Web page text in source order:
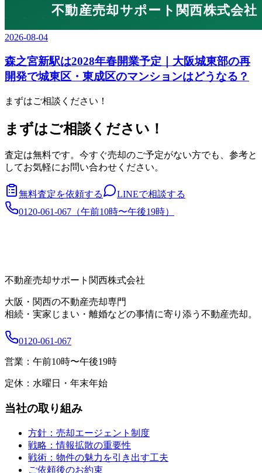
2026-08-04
森之宮新駅は2028年春開業予定｜大阪城東部の再
開発で城東区・東成区のマンションはどうなる？
まずはご相談ください！
まずはご相談ください！
査定は無料です。今すぐ売却のご予定がない方でも、参考と
してお気軽にお問い合わせください。
無料査定を依頼する
LINEで相談する
0120-061-067 （午前10時〜午後19時）
不動産売却サポート関西株式会社
大阪・関西の不動産売却専門
相続・実家じまい・離婚などの事情に寄り添う不動産売却。
0120-061-067
営業： 午前10時〜午後19時
定休： 水曜日・年末年始
当社の取り組み
方針：売却エージェント制度
戦略：情報拡散の重要性
戦術：物件の魅力を引き出す工夫
ご依頼後のお約束